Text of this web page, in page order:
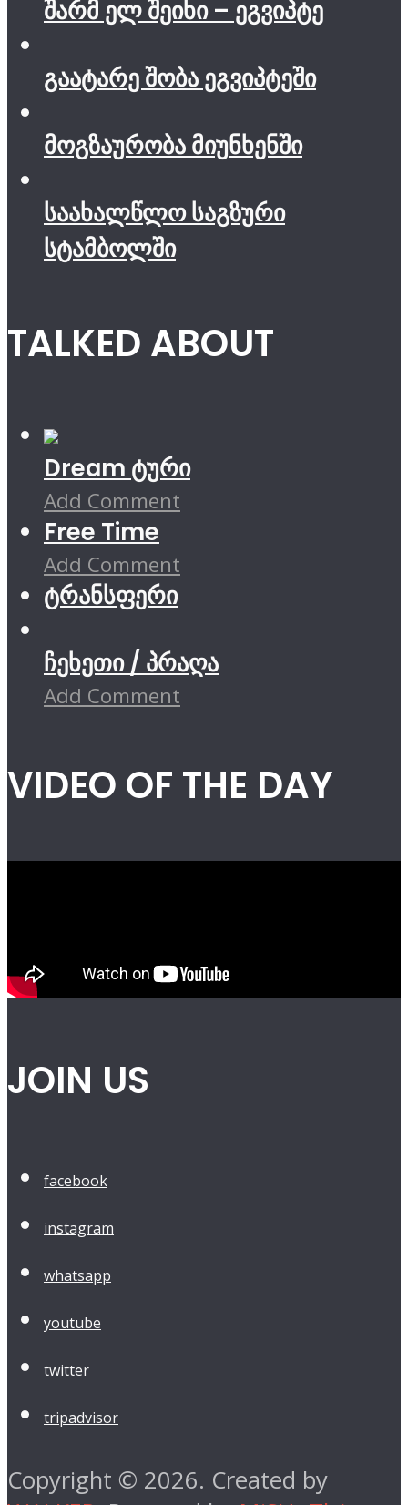
შარმ ელ შეიხი – ეგვიპტე
გაატარე შობა ეგვიპტეში
მოგზაურობა მიუნხენში
საახალწლო საგზური
სტამბოლში
TALKED ABOUT
Dream ტური
Add Comment
Free Time
Add Comment
ტრანსფერი
ჩეხეთი / პრაღა
Add Comment
VIDEO OF THE DAY
JOIN US
facebook
instagram
whatsapp
youtube
twitter
tripadvisor
Copyright © 2026. Created by